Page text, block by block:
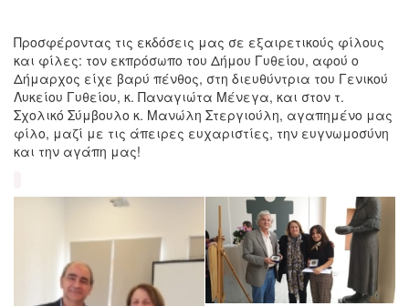
Προσφέροντας τις εκδόσεις μας σε εξαιρετικούς φίλους
και φίλες: τον εκπρόσωπο του Δήμου Γυθείου, αφού ο
Δήμαρχος είχε βαρύ πένθος, στη διευθύντρια του Γενικού
Λυκείου Γυθείου, κ. Παναγιώτα Μένεγα, και στον τ.
Σχολικό Σύμβουλο κ. Μανώλη Στεργιούλη, αγαπημένο μας
φίλο, μαζί με τις άπειρες ευχαριστίες, την ευγνωμοσύνη
και την αγάπη μας!